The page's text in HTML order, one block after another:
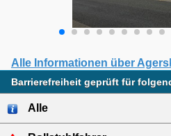
Alle Informationen über
Barrierefreiheit geprüft für
Alle